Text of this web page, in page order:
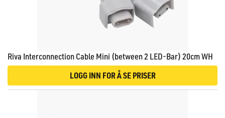
Riva Interconnection Cable Mini (between 2 LED-Bar) 20cm WH
LOGG INN FOR Å SE PRISER